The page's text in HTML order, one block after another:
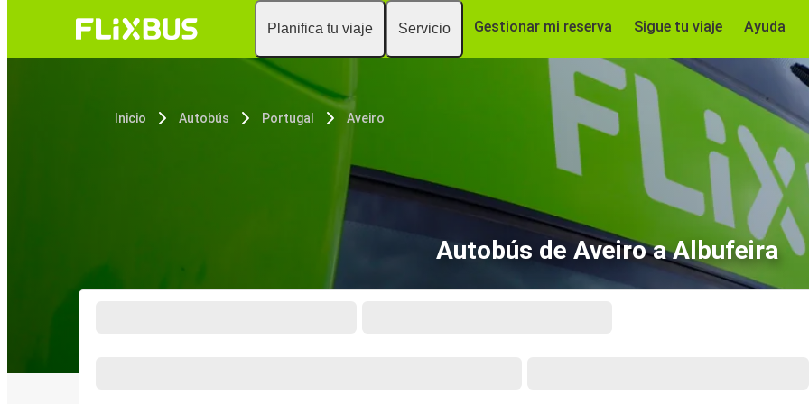
Planifica tu viaje Servicio Gestionar mi reserva Sigue tu viaje Ayuda
Inicio Autobús Portugal Aveiro
Autobús de Aveiro a Albufeira